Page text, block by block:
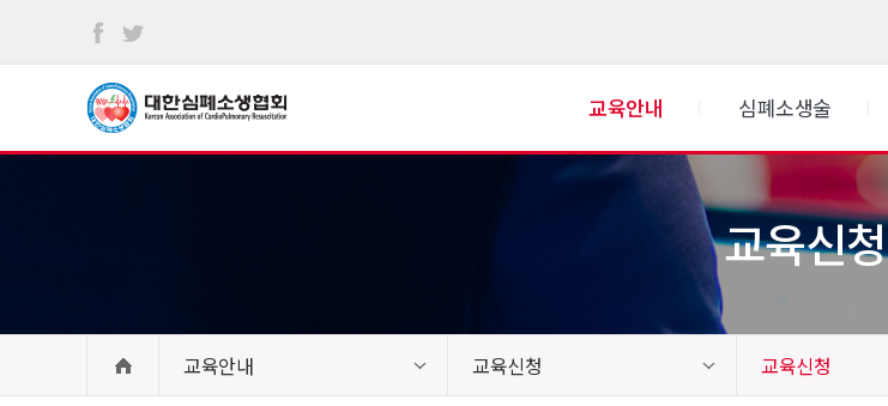
교육안내 심폐소생술
교육신청
교육안내 교육신청 교육신청